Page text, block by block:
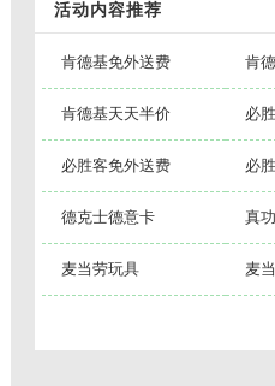
活动内容推荐
肯德基免外送费 肯
肯德基天天半价 必
必胜客免外送费 必
德克士德意卡 真
麦当劳玩具 麦